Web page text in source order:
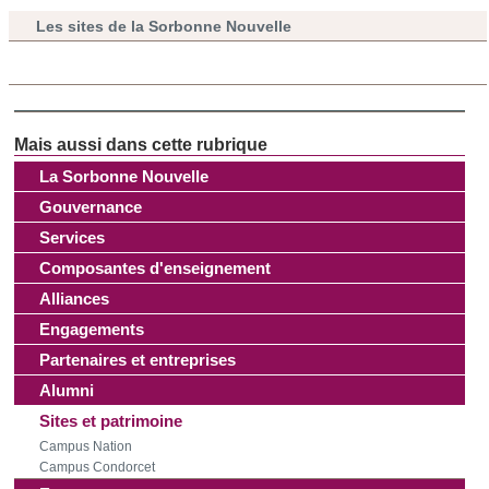
d'autres informations que vous leur avez fournies ou qu'ils
La Sorbonne Nouvelle
Gouvernance
Services
Composantes d'enseignement
Alliances
Engagements
Partenaires et entreprises
Alumni
Sites et patrimoine
Campus Nation
Campus Condorcet
Les sites de la Sorbonne Nouvelle